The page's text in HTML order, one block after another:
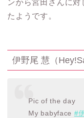
ンから宮田さんに
たようです。
伊野尾 慧（
Pic of the day
My babyface #